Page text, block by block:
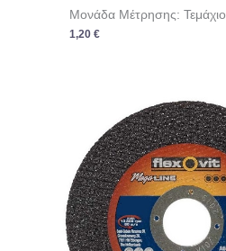
Μονάδα Μέτρησης: Τεμάχιο
1,20€